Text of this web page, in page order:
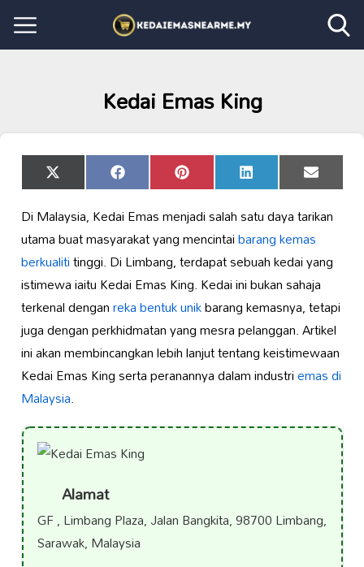
Kedai Emas King
Share
on
X
(Twitter)
Share
on
Facebook Share
on
Pinterest Share
on
LinkedIn Share
on
Email
Di Malaysia, Kedai Emas menjadi salah satu daya tarikan
utama buat masyarakat yang mencintaibarang kemas
berkualititinggi. Di Limbang, terdapat sebuah kedai yang
istimewa iaitu Kedai Emas King. Kedai ini bukan sahaja
terkenal denganreka bentuk unikbarang kemasnya, tetapi
juga dengan perkhidmatan yang mesra pelanggan. Artikel
ini akan membincangkan lebih lanjut tentang keistimewaan
Kedai Emas King serta peranannya dalam industriemas di
Malaysia.
Alamat
GF , Limbang Plaza, Jalan Bangkita, 98700 Limbang,
Sarawak, Malaysia